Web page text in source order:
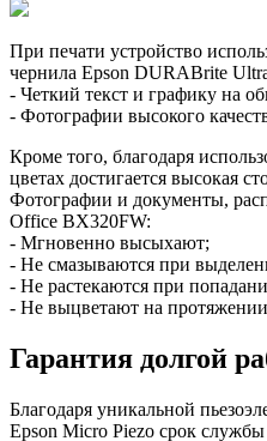
При печати устройство
чернила Epson DURABrite
- Четкий текст и графику на
- Фотографии высокого
Кроме того, благодаря
цветах достигается высокая
Фотографии и документы,
Office BX320FW:
- Мгновенно высыхают;
- Не смазываются при
- Не растекаются при
- Не выцветают на
Гарантия долгой
Благодаря уникальной
Epson Micro Piezo срок